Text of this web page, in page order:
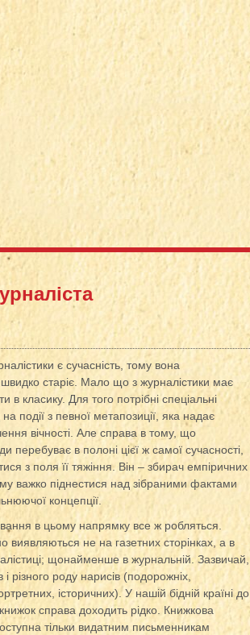
є сучасність, тому вона
старіє. Мало що з журналістики має
в класику. Для того потрібні спеціальні
події з певної метапозиції, яка надає
вічності. Але справа в тому, що
перебуває в полоні цієї ж самої сучасності,
з поля її тяжіння. Він – збирач емпіричних
важко піднестися над зібраними фактами
концепції.
в цьому напрямку все ж робляться.
виявляються не на газетних сторінках, а в
щонайменше в журнальній. Зазвичай,
і різного роду нарисів (подорожніх,
історичних). У нашій бідній країні до
справа доходить рідко. Книжкова
тільки видатним письменникам